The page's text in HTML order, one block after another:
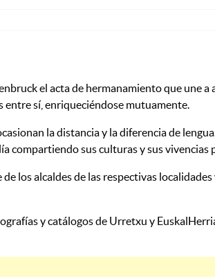
el acta de hermanamiento que une
entre sí, enriqueciéndose mutuamente.
la distancia y la diferencia de
compartiendo sus culturas y sus
los alcaldes de las respectivas
y catálogos de Urretxu y